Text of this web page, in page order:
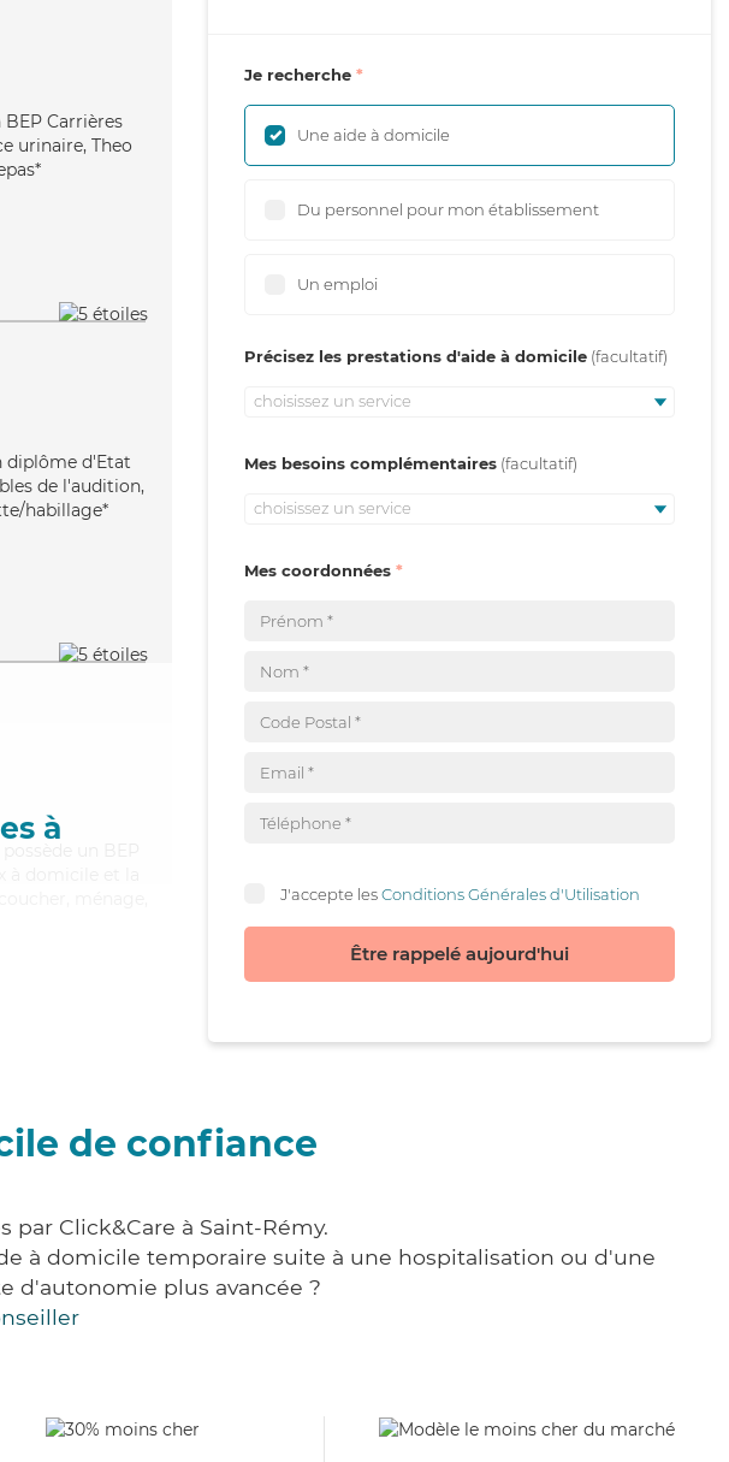
Carrières
urinaire, Theo
diplôme d'Etat
de l'audition,
habillage*
à
un BEP
à domicile et la
Je recherche
Une aide à domicile
Du personnel pour mon établissement
Un emploi
Précisez les prestations d'aide à domicile
choisissez un service
Mes besoins complémentaires
choisissez un service
Mes coordonnées
J'accepte lesConditions Générales d'Utilisation
Être rappelé aujourd'hui
de confiance
par Click&Care à Saint-Rémy.
à domicile temporaire suite à une hospitalisation ou d'une
d'autonomie plus avancée ?